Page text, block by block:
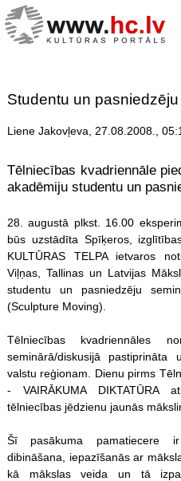
Studentu un
Liene Jakovļeva, 27.08.2008.,
Tēlniecības kvadriennāle
akadēmiju studentu un
28. augustā plkst. 16.00
būs uzstādīta Spīķeros,
KULTŪRAS TELPA ietvaros
Viļņas, Tallinas un Latvijas
studentu un pasniedzēju
(Sculpture Moving).
Tēlniecības kvadriennāles
seminārā/diskusijā
valstu reģionam. Dienu pirms
- VAIRĀKUMA DIKTATŪRA
tēlniecības jēdzienu jaunās
Šī pasākuma pamatiecere
dibināšana, iepazīšanās ar
kā mākslas veida un tā